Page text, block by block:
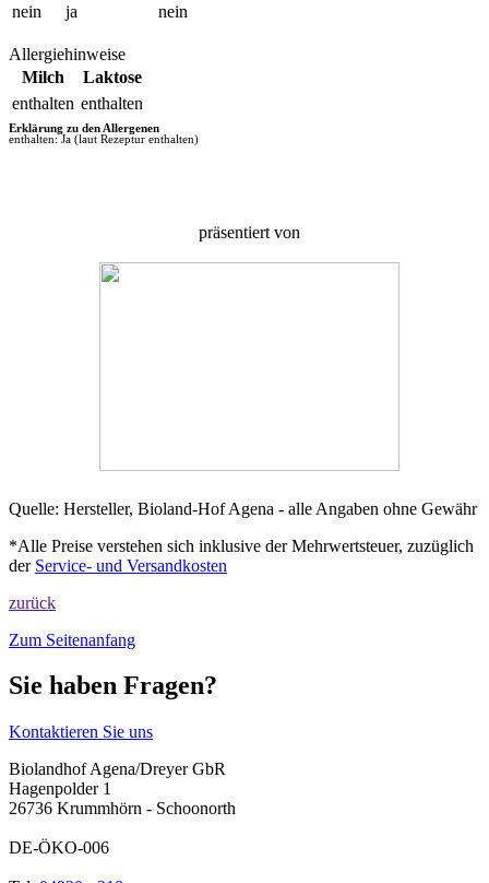
nein
ja
nein
Allergiehinweise
Milch
enthalten
Laktose
enthalten
Erklärung zu den Allergenen
enthalten: Ja (laut Rezeptur enthalten)
präsentiert von
Quelle: Hersteller, Bioland-Hof Agena - alle Angaben ohne Gewähr
*Alle Preise verstehen sich inklusive der Mehrwertsteuer, zuzüglich
der Service- und Versandkosten
zurück
Zum Seitenanfang
Sie haben Fragen?
Kontaktieren Sie uns
Biolandhof Agena/Dreyer GbR
Hagenpolder 1
26736 Krummhörn - Schoonorth
DE-ÖKO-006